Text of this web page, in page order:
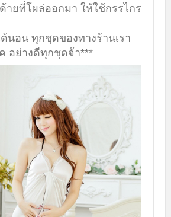
ายที่โผล่ออกมา ให้ใช้กรรไกร
นอน ทุกชุดของทางร้านเรา
อย่างดีทุกชุดจ้า***